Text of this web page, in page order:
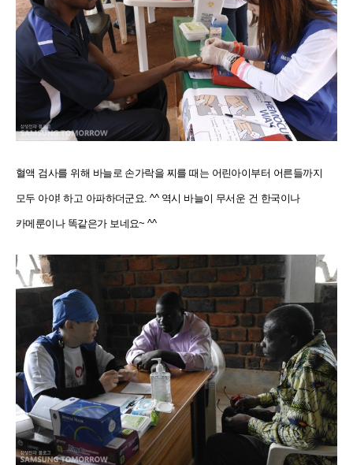
혈액 검사를 위해 바늘로 손가락을 찌를 때는 어린아이부터 어른들까지
모두 아야! 하고 아파하더군요. ^^ 역시 바늘이 무서운 건 한국이나
카메룬이나 똑같은가 보네요~ ^^